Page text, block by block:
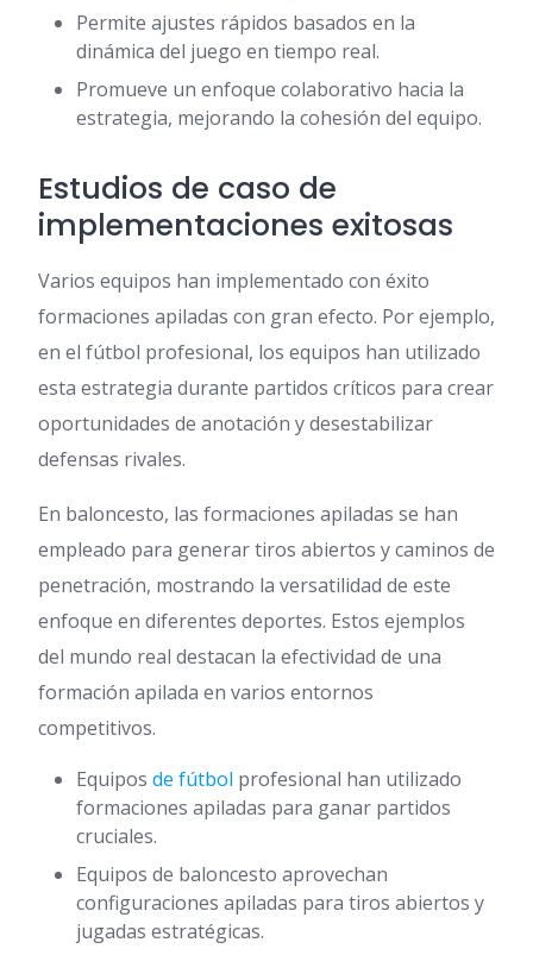
Permite ajustes rápidos basados en la
dinámica del juego en tiempo real.
Promueve un enfoque colaborativo hacia la
estrategia, mejorando la cohesión del equipo.
Estudios de caso de
implementaciones exitosas
Varios equipos han implementado con éxito
formaciones apiladas con gran efecto. Por ejemplo,
en el fútbol profesional, los equipos han utilizado
esta estrategia durante partidos críticos para crear
oportunidades de anotación y desestabilizar
defensas rivales.
En baloncesto, las formaciones apiladas se han
empleado para generar tiros abiertos y caminos de
penetración, mostrando la versatilidad de este
enfoque en diferentes deportes. Estos ejemplos
del mundo real destacan la efectividad de una
formación apilada en varios entornos
competitivos.
Equipos de fútbol profesional han utilizado
formaciones apiladas para ganar partidos
cruciales.
Equipos de baloncesto aprovechan
configuraciones apiladas para tiros abiertos y
jugadas estratégicas.